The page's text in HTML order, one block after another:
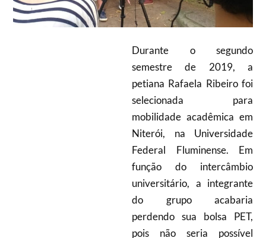
Durante o segundo
semestre de 2019, a
petiana Rafaela Ribeiro foi
selecionada para
mobilidade acadêmica em
Niterói, na Universidade
Federal Fluminense. Em
função do intercâmbio
universitário, a integrante
do grupo acabaria
perdendo sua bolsa PET,
pois não seria possível